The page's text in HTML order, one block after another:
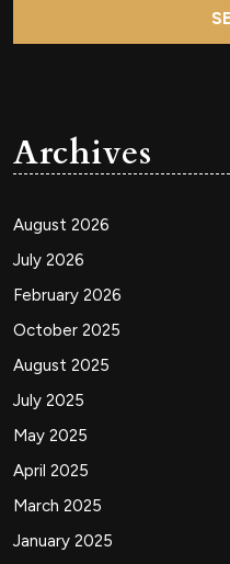
Archives
August 2026
July 2026
February 2026
October 2025
August 2025
July 2025
May 2025
April 2025
March 2025
January 2025